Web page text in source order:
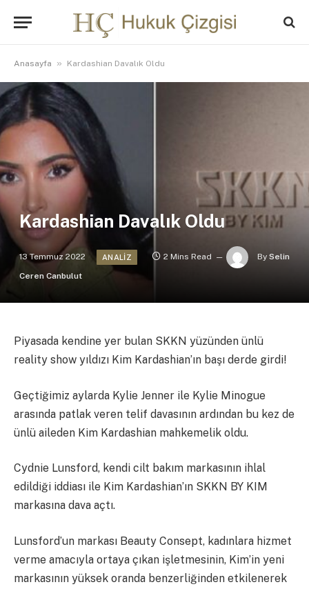
Anasayfa » Kardashian Davalık Oldu
Kardashian Davalık Oldu
13 Temmuz 2022 ANALIZ 2 Mins Read By Selin
Ceren Canbulut
Piyasada kendine yer bulan SKKN yüzünden ünlü
reality show yıldızı Kim Kardashian’ın başı derde girdi!
Geçtiğimiz aylarda Kylie Jenner ile Kylie Minogue
arasında patlak veren telif davasının ardından bu kez de
ünlü aileden Kim Kardashian mahkemelik oldu.
Cydnie Lunsford, kendi cilt bakım markasının ihlal
edildiği iddiası ile Kim Kardashian’ın SKKN BY KIM
markasına dava açtı.
Lunsford’un markası Beauty Consept, kadınlara hizmet
verme amacıyla ortaya çıkan işletmesinin, Kim’in yeni
markasının yüksek oranda benzerliğinden etkilenerek